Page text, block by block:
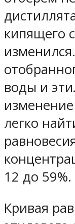
кипящего
воды и
легко
12 до 59%.
Кривая